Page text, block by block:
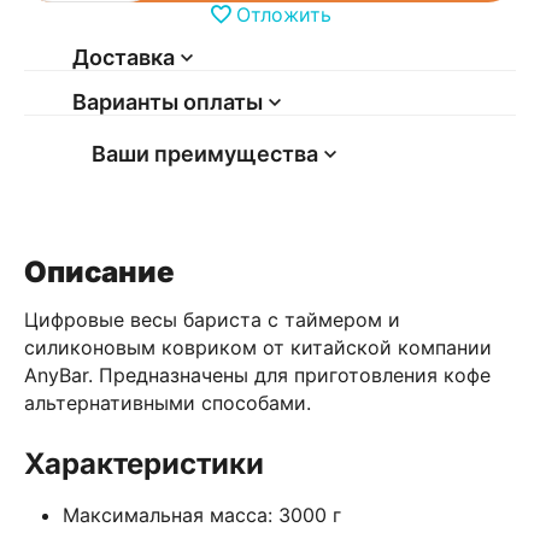
Отложить
Доставка
Варианты оплаты
Ваши преимущества
Описание
Цифровые весы бариста с таймером и
силиконовым ковриком от китайской компании
AnyBar. Предназначены для приготовления кофе
альтернативными способами.
Характеристики
Максимальная масса: 3000 г